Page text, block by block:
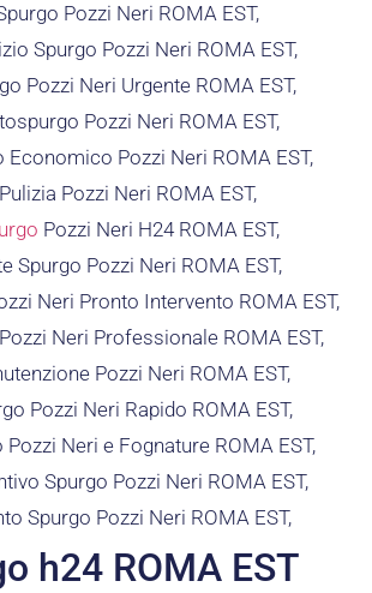
Pozzi Neri ROMA EST,
Spurgo Pozzi Neri ROMA EST,
Pozzi Neri Urgente ROMA EST,
Pozzi Neri ROMA EST,
Economico Pozzi Neri ROMA EST,
Pulizia Pozzi Neri ROMA EST,
Pozzi Neri H24 ROMA EST,
Spurgo Pozzi Neri ROMA EST,
Neri Pronto Intervento ROMA EST,
Neri Professionale ROMA EST,
Pozzi Neri ROMA EST,
Pozzi Neri Rapido ROMA EST,
Pozzi Neri e Fognature ROMA EST,
Spurgo Pozzi Neri ROMA EST,
Spurgo Pozzi Neri ROMA EST,
h24 ROMA EST